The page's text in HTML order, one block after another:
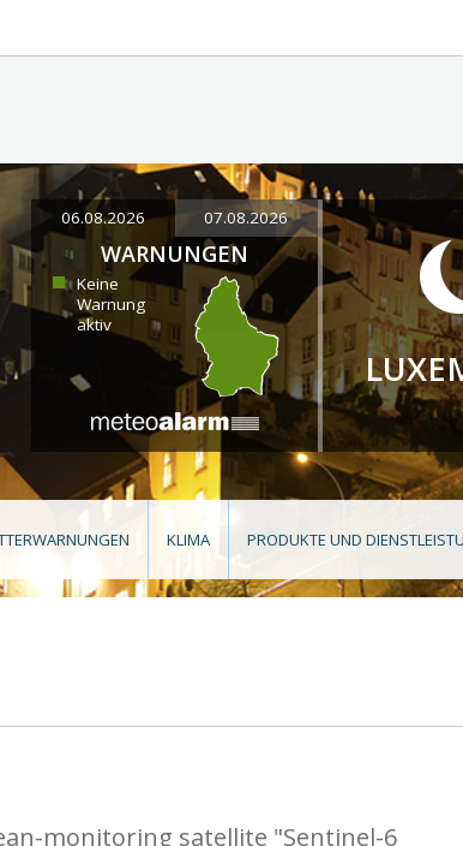
06.08.2026 07.08.2026
WARNUNGEN
Keine
Warnung
aktiv
KLIMA PRODUKTE UND
monitoring satellite "Sentinel-6